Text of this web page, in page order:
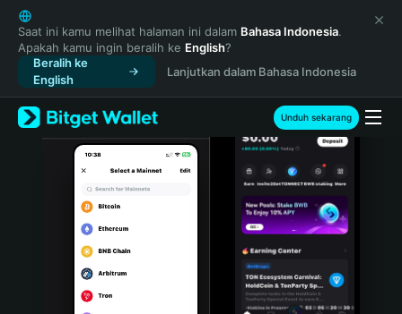
English
日本語
Tiếng Việt
Русский
Español (Latinoamérica)
Türkçe
Italiano
Português (Portugal)
Bahasa Indonesia
Saat ini kamu melihat halaman ini dalam Bahasa Indonesia.
Apakah kamu ingin beralih ke English?
Beralih ke
English
Lanjutkan dalam Bahasa Indonesia
Unduh sekarang